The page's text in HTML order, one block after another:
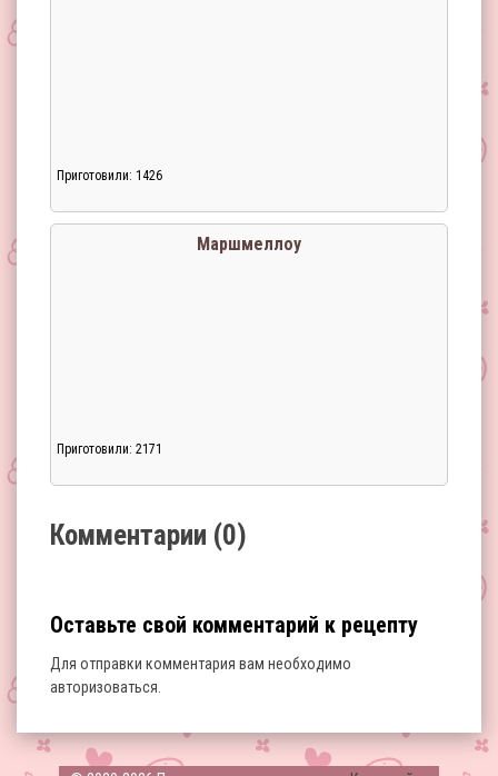
Загрузка...
Приготовили: 1426
Маршмеллоу
Приготовили: 2171
Комментарии (0)
Оставьте свой комментарий к рецепту
Для отправки комментария вам необходимо
авторизоваться